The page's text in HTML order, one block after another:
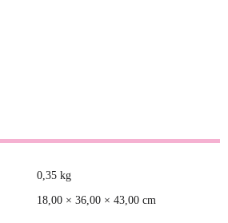
0,35 kg
18,00 × 36,00 × 43,00 cm